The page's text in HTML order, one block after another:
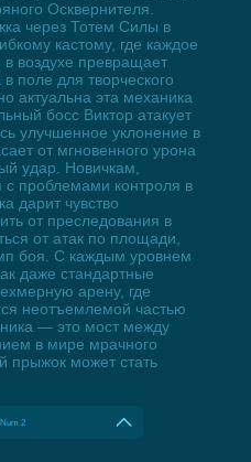
Осквернителя.
через Тотем Силы в
кастому, где каждое
воздухе превращает
поле для творческого
актуальна эта механика
босс Виктор атакует
улучшенное уклонение в
от мгновенного урона
удар. Новичкам,
с проблемами контроля в
дарит чувство
от преследования в
от атак по площади,
боя. С каждым уровнем
даже стандартные
арену, где
неотъемлемой частью
— это мост между
в мире мрачного
прыжок может стать
2